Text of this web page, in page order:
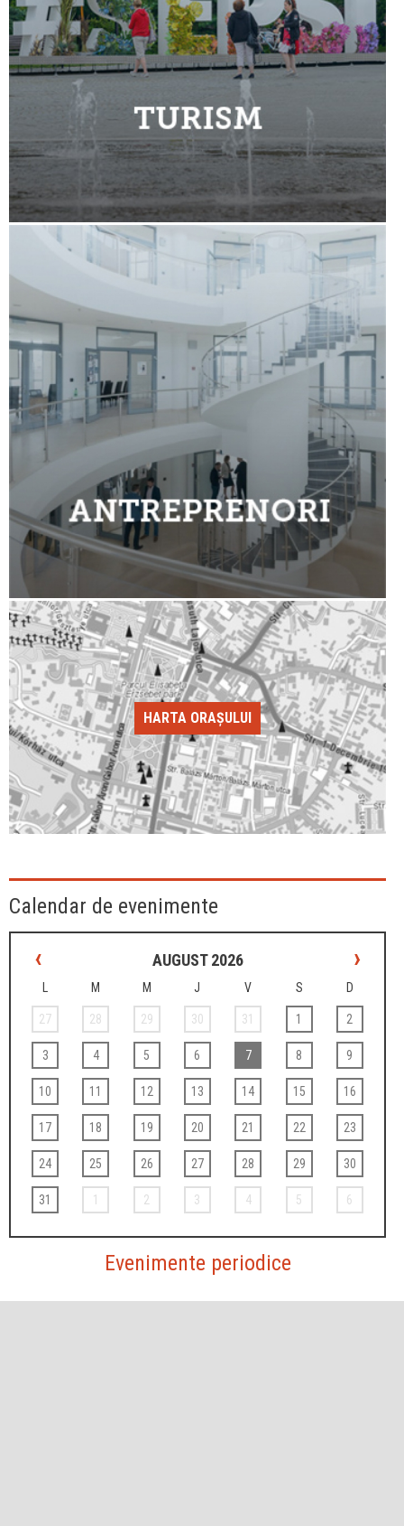
HARTA ORAȘULUI
Calendar de evenimente
‹ AUGUST 2026 ›
M M J V S D
27 28 29 30 31 1 2
3 4 5 6 7 8 9
10 11 12 13 14 15 16
17 18 19 20 21 22 23
24 25 26 27 28 29 30
31 1 2 3 4 5 6
Evenimente periodice